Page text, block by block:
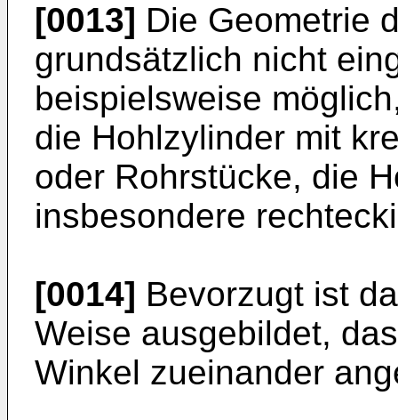
[0013] Die Geometrie
grundsätzlich nicht
beispielsweise
die Hohlzylinder mit
oder Rohrstücke, die
insbesondere
[0014] Bevorzugt ist
Weise ausgebildet,
Winkel zueinander